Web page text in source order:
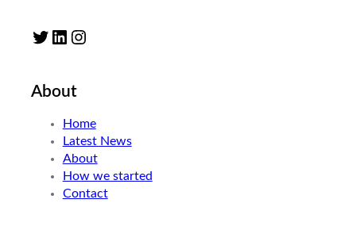
Twitter LinkedIn Instagram
About
Home
Latest News
About
How we started
Contact